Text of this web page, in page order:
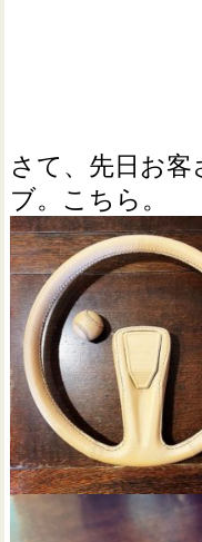
さて、先日お
ブ。こちら。